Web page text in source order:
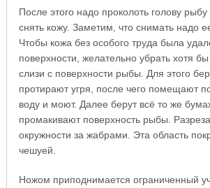
После этого надо проколоть голову
снять кожу. Заметим, что снимать надо
Чтобы кожа без особого труда была
поверхности, желательно убрать хотя
слизи с поверхности рыбы. Для этого
протирают угря, после чего помещают
воду и моют. Далее берут всё то же
промакивают поверхность рыбы.
окружности за жабрами. Эта область
чешуей.
Ножом приподнимается ограниченный